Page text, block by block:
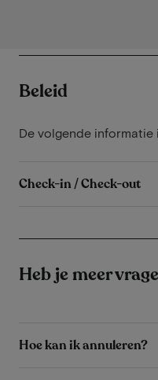
Beleid
De volgende
Check-in / Check-out
Heb je meer
Hoe kan ik annuleren?